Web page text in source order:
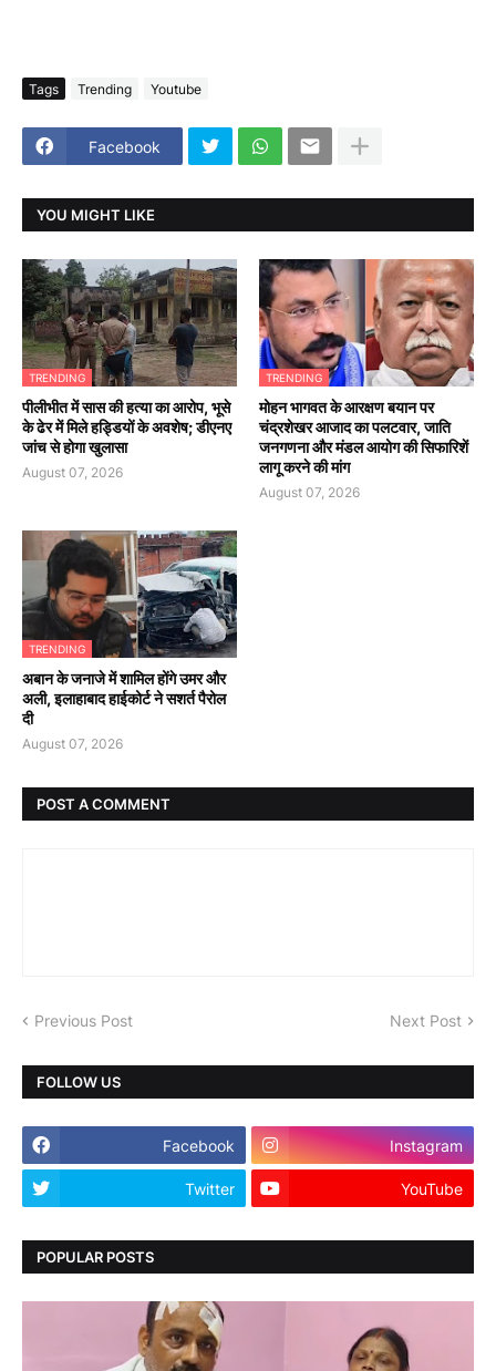
Tags Trending Youtube
Facebook
YOU MIGHT LIKE
TRENDING
पीलीभीत में सास की हत्या का आरोप, भूसे
के ढेर में मिले हड्डियों के अवशेष; डीएनए
जांच से होगा खुलासा
August 07, 2026
TRENDING
मोहन भागवत के आरक्षण बयान पर
चंद्रशेखर आजाद का पलटवार, जाति
जनगणना और मंडल आयोग की सिफारिशें
लागू करने की मांग
August 07, 2026
TRENDING
अबान के जनाजे में शामिल होंगे उमर और
अली, इलाहाबाद हाईकोर्ट ने सशर्त पैरोल
दी
August 07, 2026
POST A COMMENT
Previous Post Next Post
FOLLOW US
Facebook Instagram
Twitter YouTube
POPULAR POSTS